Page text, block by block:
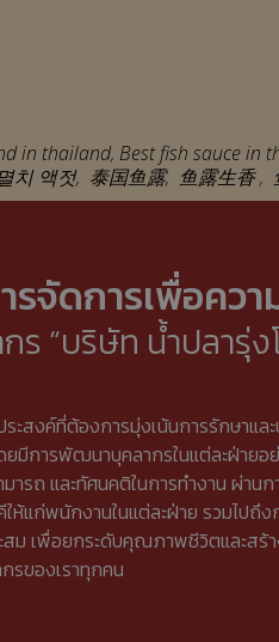
in thailand, Best fish sauce in
멸치 액젓, 泰国鱼露, 鱼露生香,
รจัดการเพื่อคว
ร “บริษัท น้ำปลารุ่ง
ะสงค์ที่ต้องการมุ่งเน้นการรักษาแ
ยมีการพัฒนาบุคลากรในแต่ละฝ่าย
ารถ และทัศนคติในการทำงาน ผ่าน
ห้แก่พนักงานในแต่ละฝ่าย รวมไปถึ
สม เพื่อยกระดับคุณภาพชีวิตและสร้
รของเราทุกคน